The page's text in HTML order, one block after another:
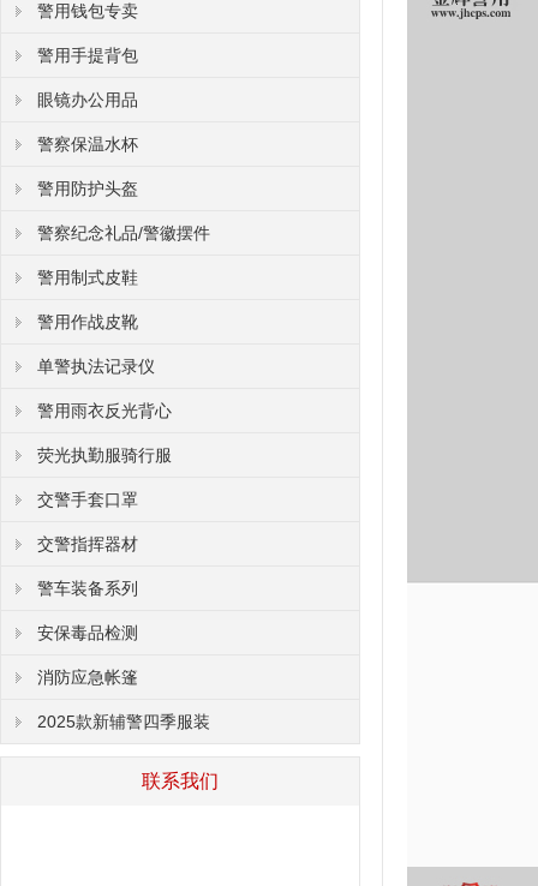
警用钱包专卖
警用手提背包
眼镜办公用品
警察保温水杯
警用防护头盔
警察纪念礼品/警徽摆件
警用制式皮鞋
警用作战皮靴
单警执法记录仪
警用雨衣反光背心
荧光执勤服骑行服
交警手套口罩
交警指挥器材
警车装备系列
安保毒品检测
消防应急帐篷
2025款新辅警四季服装
联系我们